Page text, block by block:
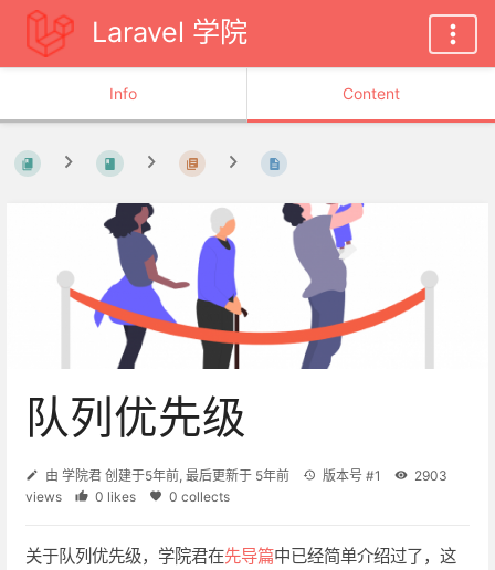
Laravel 学院
Info Content
队列优先级
由 学院君 创建于5年前, 最后更新于 5年前 版本号 #1
2903
views
0 likes 0 collects
关于队列优先级，学院君在先导篇中已经简单介绍过了，这